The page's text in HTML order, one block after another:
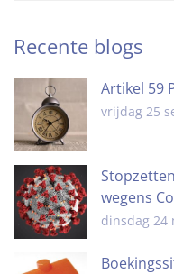
Recente blogs
Artikel 59
vrijdag 25
wegens
dinsdag 24